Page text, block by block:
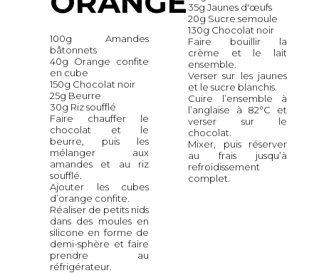
100g Amandes
bâtonnets
40g Orange confite
en cube
150g Chocolat noir
25g Beurre
30g Riz soufflé
Faire chauffer le
chocolat et le
beurre, puis les
mélanger aux
amandes et au riz
soufflé.
Ajouter les cubes
d’orange confite.
Réaliser de petits nids
dans des moules en
silicone en forme de
demi-sphère et faire
prendre au
réfrigérateur.
35g Jaunes d'œufs
20g Sucre semoule
130g Chocolat noir
Faire bouillir la
crème et le lait
ensemble.
Verser sur les jaunes
et le sucre blanchis.
Cuire l’ensemble à
l’anglaise à 82°C et
verser sur le
chocolat.
Mixer, puis réserver
au frais jusqu’à
refroidissement
complet.